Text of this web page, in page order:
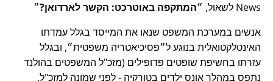
News לשאול,
המתקפה באוטרכט: הקשר לארדואן?
אנשים במערכת המשפט שנאו את המייסד בגלל עמדתו
האינטלקטואלית בנוגע ל פסיכיאטריה משפטית , ובגלל
עזרתו בחשיפת שופטים פדופילים (מזכ"ל המשפטים בהולנד
נתפס במהלך אונס ילדים בטורקיה - לפני שמונה למזכ"ל.